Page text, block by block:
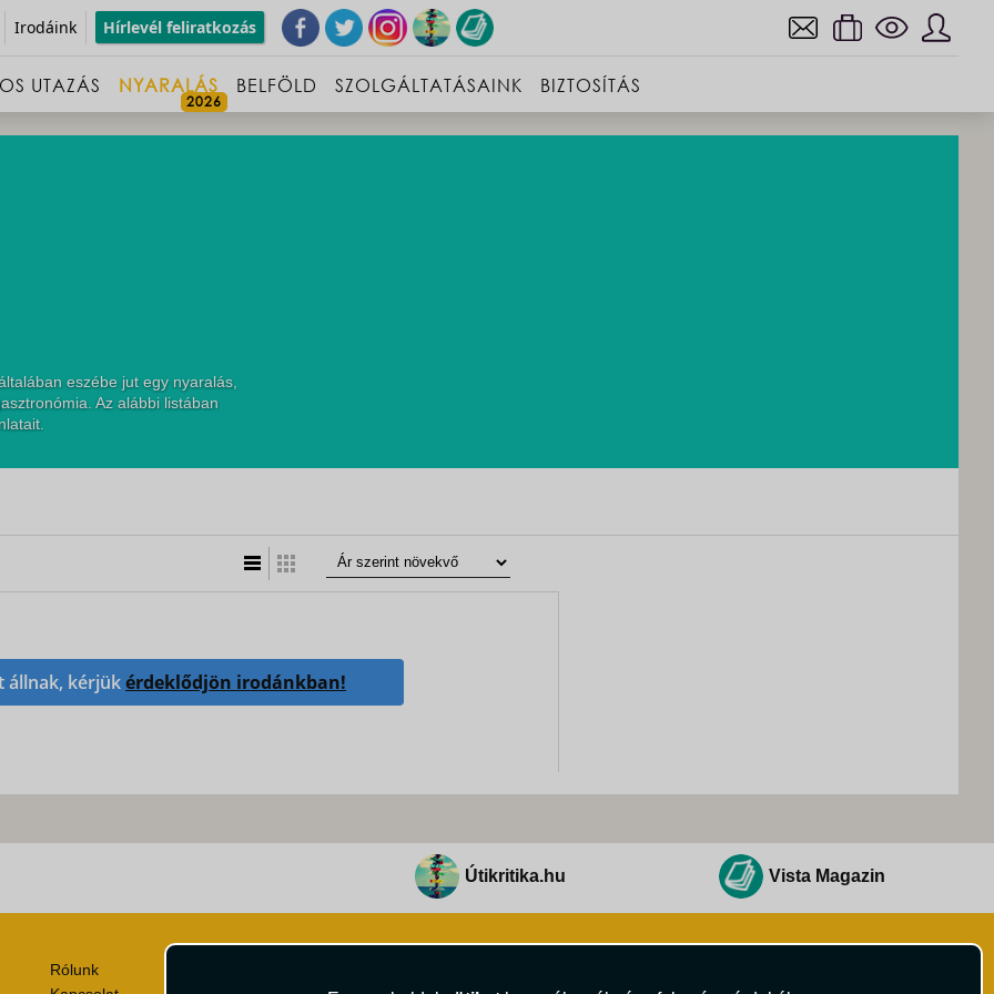
Irodáink Hírlevél feliratkozás
UTAZÁS NYARALÁS BELFÖLD SZOLGÁLTATÁSAINK BIZTOSÍTÁS
eszébe jut egy nyaralás,
Az alábbi listában
állnak, kérjükérdeklődjön irodánkban!
Útikritika.hu Vista Magazin
Rólunk